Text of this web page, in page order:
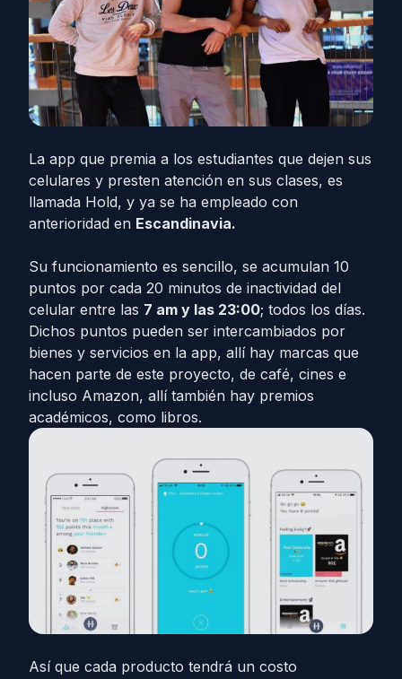
La app que premia a los estudiantes que dejen sus
celulares y presten atención en sus clases, es
llamada Hold, y ya se ha empleado con
anterioridad en Escandinavia.
Su funcionamiento es sencillo, se acumulan 10
puntos por cada 20 minutos de inactividad del
celular entre las 7 am y las 23:00; todos los días.
Dichos puntos pueden ser intercambiados por
bienes y servicios en la app, allí hay marcas que
hacen parte de este proyecto, de café, cines e
incluso Amazon, allí también hay premios
académicos, como libros.
Así que cada producto tendrá un costo